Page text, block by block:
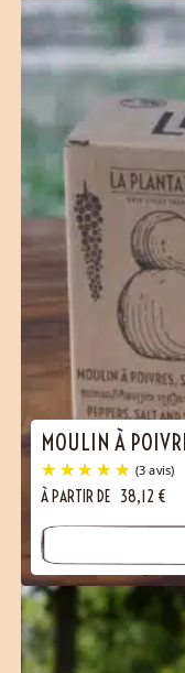
(5
MOULIN À
À PARTIR DE 38,12 €